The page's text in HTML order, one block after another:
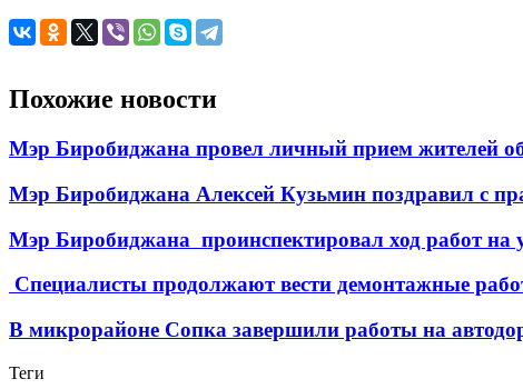
Похожие новости
Мэр Биробиджана провел личный прием жителей
Мэр Биробиджана Алексей Кузьмин поздравил с
Мэр Биробиджана проинспектировал ход работ на
Специалисты продолжают вести демонтажные
В микрорайоне Сопка завершили работы на
Теги